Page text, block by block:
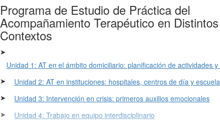
Programa de Estudio de Práctica del
Acompañamiento Terapéutico en Distintos
Contextos
➤
Unidad 1: AT en el ámbito domiciliario: planificación de actividades
➤
Unidad 2: AT en instituciones: hospitales, centros de día y
➤
Unidad 3: Intervención en crisis: primeros auxilios emocionales
➤
Unidad 4: Trabajo en equipo interdisciplinario